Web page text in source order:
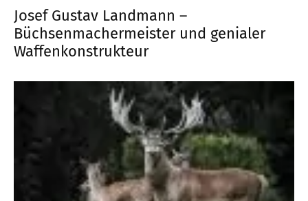
Josef Gustav Landmann –
Büchsenmachermeister und genialer
Waffenkonstrukteur